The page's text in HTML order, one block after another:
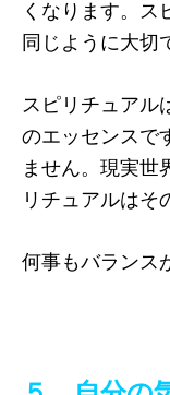
くなります。ス
同じように大切
スピリチュアル
のエッセンスで
ません。現実世
リチュアルはそ
何事もバランス